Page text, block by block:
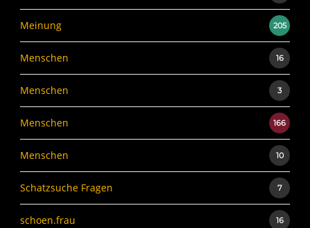
Meinung 205
Menschen 16
Menschen 3
Menschen 166
Menschen 10
Schatzsuche Fragen 7
schoen.frau 16